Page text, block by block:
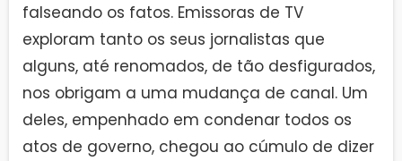
falseando os fatos. Emissoras de TV
exploram tanto os seus jornalistas que
alguns, até renomados, de tão desfigurados,
nos obrigam a uma mudança de canal. Um
deles, empenhado em condenar todos os
atos de governo, chegou ao cúmulo de dizer